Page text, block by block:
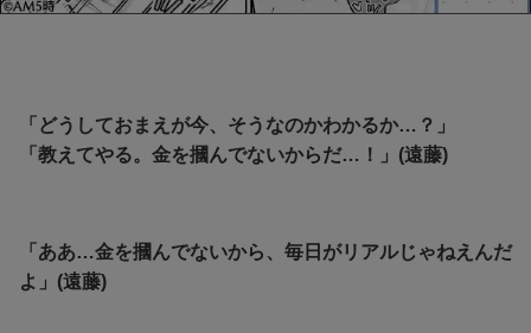
「どうしておまえが今、そうなのかわかるか…？」
「教えてやる。金を摑んでないからだ…！」(遠藤)
「ああ…金を摑んでないから、毎日がリアルじゃねえんだ
よ」(遠藤)